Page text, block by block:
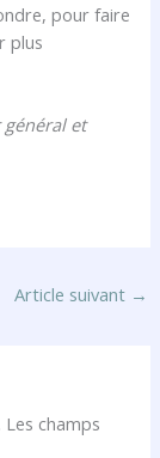
pour faire
plus
et
Article suivant →
Les champs